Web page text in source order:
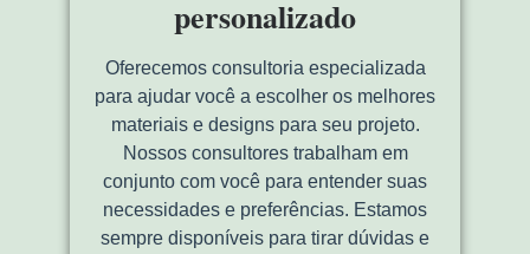
personalizado
Oferecemos consultoria especializada
para ajudar você a escolher os melhores
materiais e designs para seu projeto.
Nossos consultores trabalham em
conjunto com você para entender suas
necessidades e preferências. Estamos
sempre disponíveis para tirar dúvidas e